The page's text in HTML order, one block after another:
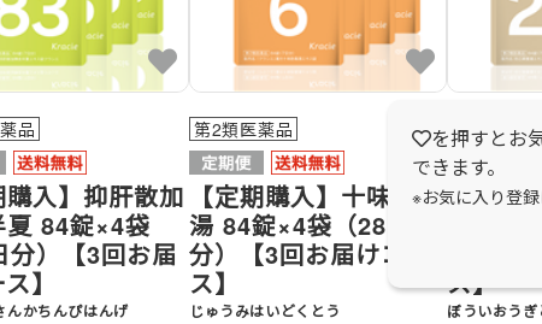
を押すとお
できます。
※お気に入り登録
購入】抑肝散加
夏 84錠×4袋
分）【3回お届
】
んかちんぴはんげ
品
【定期購入】十味敗毒
湯 84錠×4袋（28日
分）【3回お届けコー
ス】
じゅうみはいどくとう
第2類医薬品
【定期
分）【
ス】
ぼういおうぎ
第2類医薬